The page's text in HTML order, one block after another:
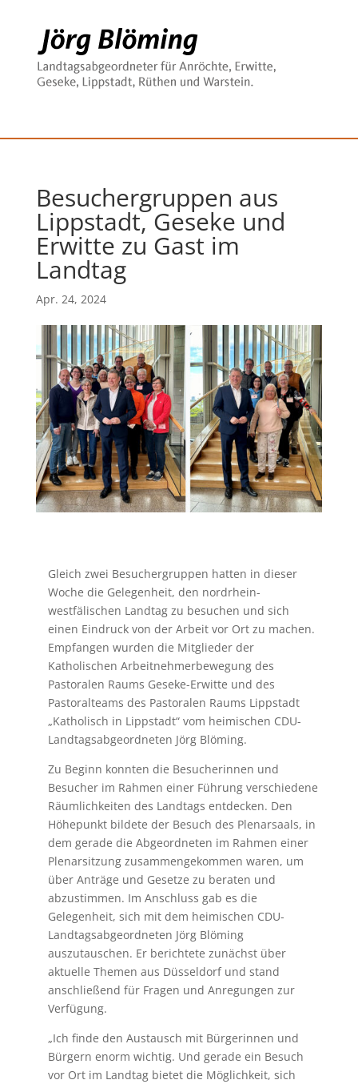
Besuchergruppen aus
Lippstadt, Geseke und
Erwitte zu Gast im
Landtag
Apr. 24, 2024
Gleich zwei Besuchergruppen hatten in dieser
Woche die Gelegenheit, den nordrhein-
westfälischen Landtag zu besuchen und sich
einen Eindruck von der Arbeit vor Ort zu machen.
Empfangen wurden die Mitglieder der
Katholischen Arbeitnehmerbewegung des
Pastoralen Raums Geseke-Erwitte und des
Pastoralteams des Pastoralen Raums Lippstadt
„Katholisch in Lippstadt“ vom heimischen CDU-
Landtagsabgeordneten Jörg Blöming.
Zu Beginn konnten die Besucherinnen und
Besucher im Rahmen einer Führung verschiedene
Räumlichkeiten des Landtags entdecken. Den
Höhepunkt bildete der Besuch des Plenarsaals, in
dem gerade die Abgeordneten im Rahmen einer
Plenarsitzung zusammengekommen waren, um
über Anträge und Gesetze zu beraten und
abzustimmen. Im Anschluss gab es die
Gelegenheit, sich mit dem heimischen CDU-
Landtagsabgeordneten Jörg Blöming
auszutauschen. Er berichtete zunächst über
aktuelle Themen aus Düsseldorf und stand
anschließend für Fragen und Anregungen zur
Verfügung.
„Ich finde den Austausch mit Bürgerinnen und
Bürgern enorm wichtig. Und gerade ein Besuch
vor Ort im Landtag bietet die Möglichkeit, sich